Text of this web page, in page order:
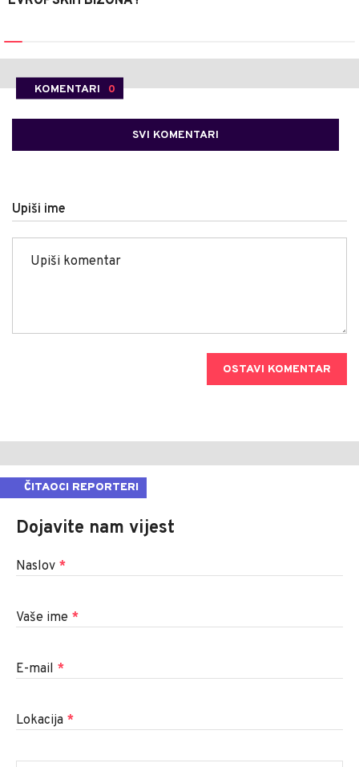
KOMENTARI 0
SVI KOMENTARI
Upiši ime
OSTAVI KOMENTAR
ČITAOCI REPORTERI
Dojavite nam vijest
Naslov *
Vaše ime *
E-mail *
Lokacija *